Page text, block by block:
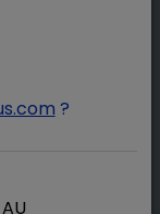
des
?
AU